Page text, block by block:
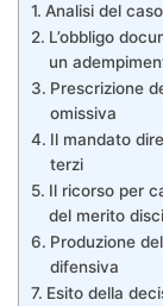
Analisi del caso
L’obbligo
un
Prescrizione
omissiva
Il mandato
terzi
Il ricorso per
del merito
Produzione
difensiva
Esito della